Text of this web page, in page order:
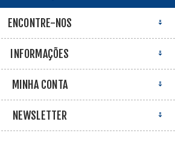
ENCONTRE-NOS
INFORMAÇÕES
MINHA CONTA
NEWSLETTER